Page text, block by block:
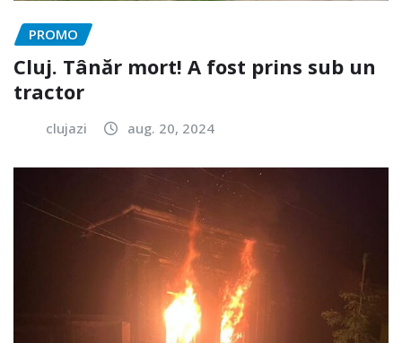
PROMO
Cluj. Tânăr mort! A fost prins sub un
tractor
clujazi aug. 20, 2024